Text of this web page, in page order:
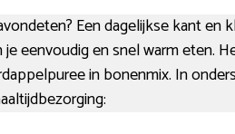
Een dagelijkse kant en
eenvoudig en snel warm eten.
in bonenmix. In